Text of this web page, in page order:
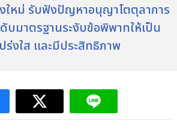
ใหม่ รับฟังปัญหาอนุญาโตตุลาการ
บมาตรฐานระงับข้อพิพาทให้เป็น
ร่งใส และมีประสิทธิภาพ